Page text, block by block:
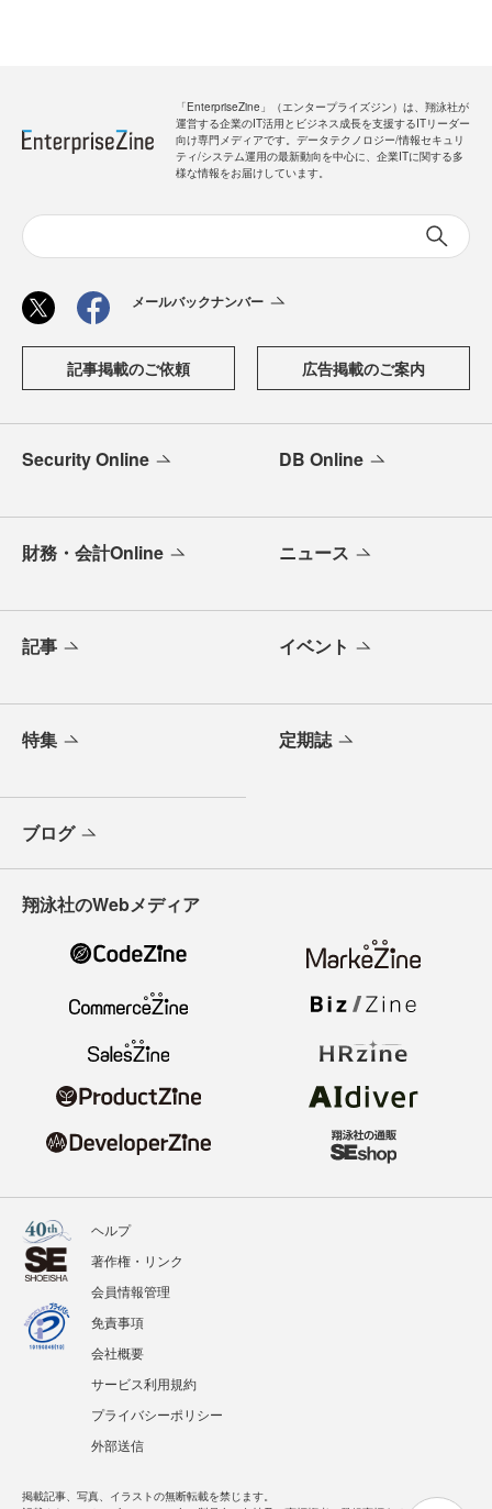
「EnterpriseZine」（エンタープライズジン）は、翔泳社が
運営する企業のIT活用とビジネス成長を支援するITリーダー
向け専門メディアです。データテクノロジー/情報セキュリ
ティ/システム運用の最新動向を中心に、企業ITに関する多
様な情報をお届けしています。
メールバックナンバー
記事掲載のご依頼 広告掲載のご案内
Security Online DB Online
財務・会計Online ニュース
記事 イベント
特集 定期誌
ブログ
翔泳社のWebメディア
ヘルプ
著作権・リンク
会員情報管理
免責事項
会社概要
サービス利用規約
プライバシーポリシー
外部送信
掲載記事、写真、イラストの無断転載を禁じます。